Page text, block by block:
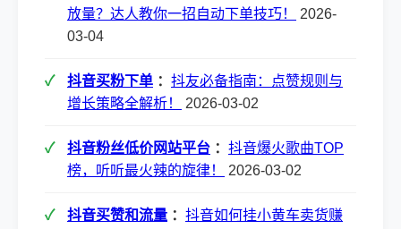
放量？达人教你一招自动下单技巧！
2026-
03-04
抖音买粉下单 ： 抖友必备指南：点赞规则与
增长策略全解析！
2026-03-02
抖音粉丝低价网站平台 ： 抖音爆火歌曲TOP
榜，听听最火辣的旋律！
2026-03-02
抖音买赞和流量 ： 抖音如何挂小黄车卖货赚